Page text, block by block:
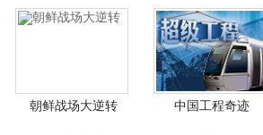
朝鲜战场大逆转 中国工程奇迹